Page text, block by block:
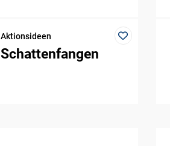
Aktionsideen
Schattenfangen